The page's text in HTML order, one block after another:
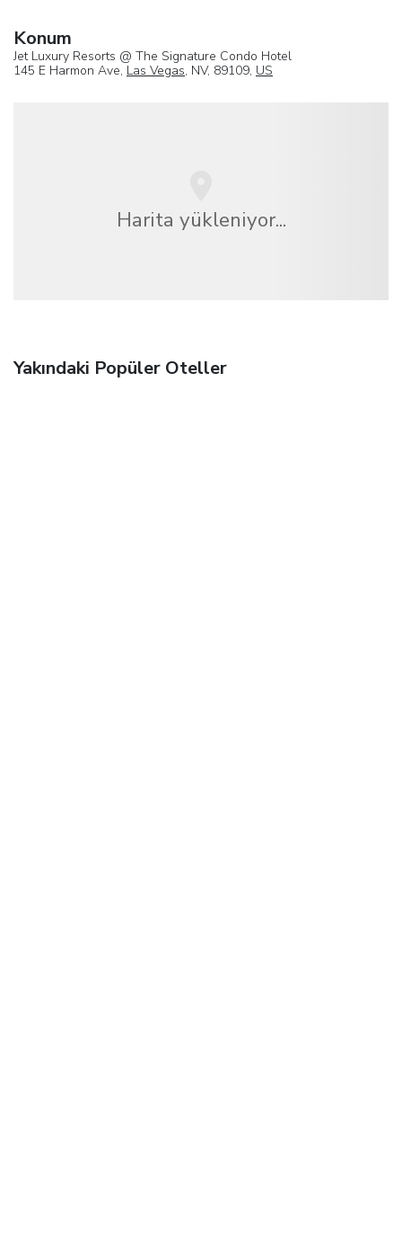
Konum
Jet Luxury Resorts @ The Signature Condo Hotel
145 E Harmon Ave, Las Vegas, NV, 89109, US
Harita yükleniyor...
Yakındaki Popüler Oteller